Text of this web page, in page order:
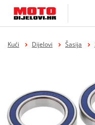
Kući Dijelovi Šasija